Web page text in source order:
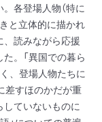
各登場人物（特に
と立体的に描かれ
読みながら応援
。「異国での暮ら
、登場人物たちに
差すほのかだが重
ていないものに